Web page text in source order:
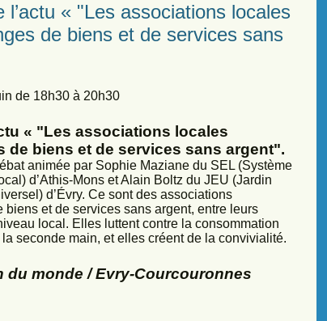
l’actu « "Les associations locales
de biens et de services sans
de 18h30 à 20h30
« "Les associations locales
de biens et de services sans argent".
animée par Sophie Maziane du SEL (Système
d’Athis-Mons et Alain Boltz du JEU (Jardin
d’Évry. Ce sont des associations
biens et de services sans argent, entre leurs
local. Elles luttent contre la consommation
seconde main, et elles créent de la convivialité.
du monde / Evry-Courcouronnes